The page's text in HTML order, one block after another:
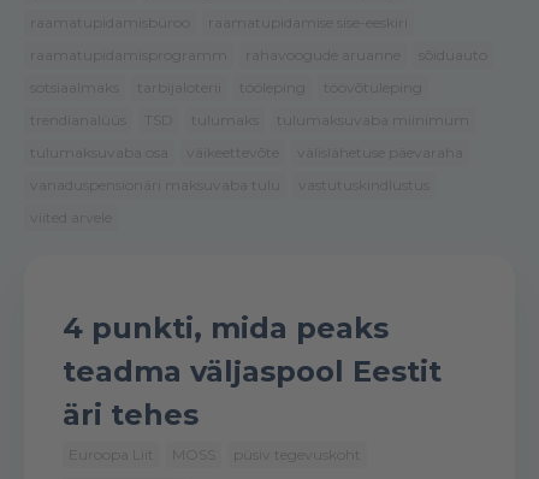
raamatupidamisbüroo
raamatupidamise sise-eeskiri
raamatupidamisprogramm
rahavoogude aruanne
sõiduauto
sotsiaalmaks
tarbijaloterii tööleping
töövõtuleping
trendianalüüs
tulumaks
tulumaksuvaba miinimum
tulumaksuvaba osa
väikeettevõte
välislähetuse päevaraha
vanaduspensionäri maksuvaba tulu
vastutuskindlustus
viited arvele
4 punkti, mida peaks
teadma väljaspool Eestit
äri tehes
Euroopa Liit
püsiv tegevuskoht